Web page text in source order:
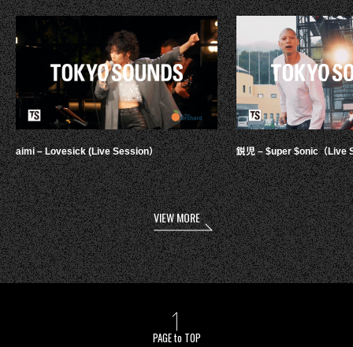
aimi – Lovesick (Live Session） 鋭児 – $uper $onic（Live
VIEW MORE
PAGE to TOP